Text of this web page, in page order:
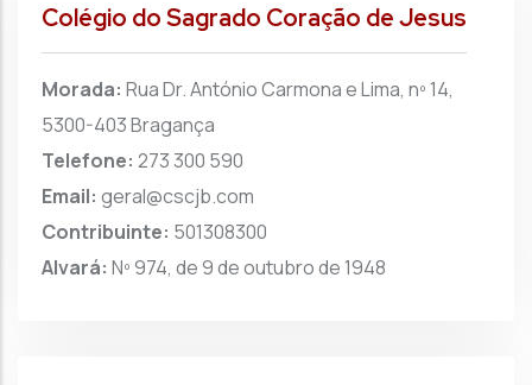
Colégio do Sagrado Coração de Jesus
Morada: Rua Dr. António Carmona e Lima, nº 14,
5300-403 Bragança
Telefone: 273 300 590
Email: geral@cscjb.com
Contribuinte: 501308300
Alvará: Nº 974, de 9 de outubro de 1948